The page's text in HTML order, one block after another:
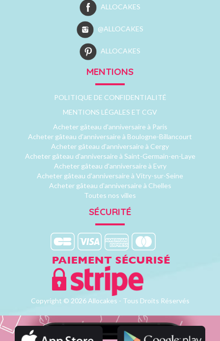
ALLOCAKES
@ALLOCAKES
ALLOCAKES
MENTIONS
POLITIQUE DE CONFIDENTIALITÉ
MENTIONS LÉGALES ET CGV
Acheter gâteau d'anniversaire à Paris
Acheter gâteau d'anniversaire à Boulogne-Billancourt
Acheter gâteau d'anniversaire à Cergy
Acheter gâteau d'anniversaire à Saint-Germain-en-Laye
Acheter gâteau d'anniversaire à Evry
Acheter gâteau d'anniversaire à Vitry-sur-Seine
Acheter gâteau d'anniversaire à Chelles
Toutes nos villes
SÉCURITÉ
Copyright © 2026 Allocakes - Tous Droits Réservés